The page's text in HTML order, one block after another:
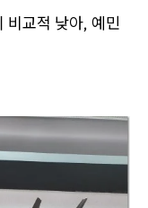
비교적 낮아, 예민